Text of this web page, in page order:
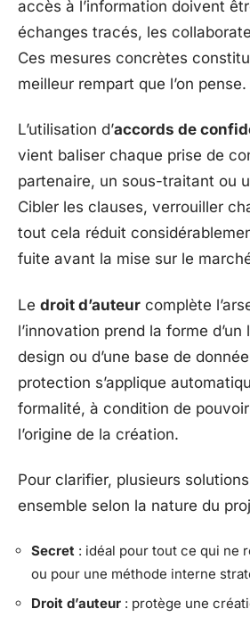
accès à l’information doivent
échanges tracés, les
Ces mesures concrètes
meilleur rempart que l’on pense.
L’utilisation d’accords de
vient baliser chaque prise de
partenaire, un sous-traitant ou
Cibler les clauses, verrouiller
tout cela réduit
fuite avant la mise sur le
Le droit d’auteur complète
l’innovation prend la forme d’un
design ou d’une base de
protection s’applique
formalité, à condition de
l’origine de la création.
Pour clarifier, plusieurs
ensemble selon la nature du
Secret : idéal pour tout ce qui ne
ou pour une méthode interne
Droit d’auteur : protège une